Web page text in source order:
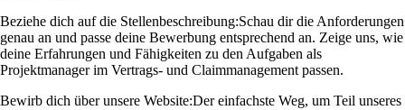
Beziehe dich auf die Stellenbeschreibung:Schau dir die Anforderungen
genau an und passe deine Bewerbung entsprechend an. Zeige uns, wie
deine Erfahrungen und Fähigkeiten zu den Aufgaben als
Projektmanager im Vertrags- und Claimmanagement passen.
Bewirb dich über unsere Website:Der einfachste Weg, um Teil unseres